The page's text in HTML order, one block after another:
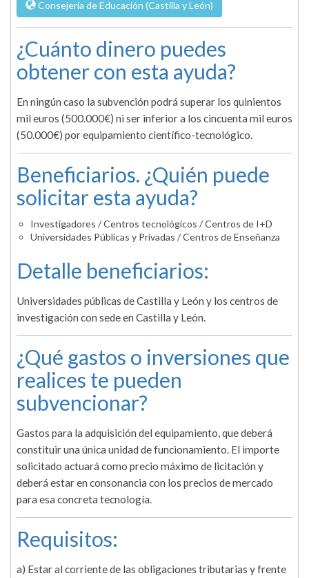
Consejería de Educación (Castilla y León)
¿Cuánto dinero puedes
obtener con esta ayuda?
En ningún caso la subvención podrá superar los quinientos
mil euros (500.000€) ni ser inferior a los cincuenta mil euros
(50.000€) por equipamiento científico-tecnológico.
Beneficiarios. ¿Quién puede
solicitar esta ayuda?
Investigadores / Centros tecnológicos / Centros de I+D
Universidades Públicas y Privadas / Centros de Enseñanza
Detalle beneficiarios:
Universidades públicas de Castilla y León y los centros de
investigación con sede en Castilla y León.
¿Qué gastos o inversiones que
realices te pueden
subvencionar?
Gastos para la adquisición del equipamiento, que deberá
constituir una única unidad de funcionamiento. El importe
solicitado actuará como precio máximo de licitación y
deberá estar en consonancia con los precios de mercado
para esa concreta tecnología.
Requisitos:
a) Estar al corriente de las obligaciones tributarias y frente